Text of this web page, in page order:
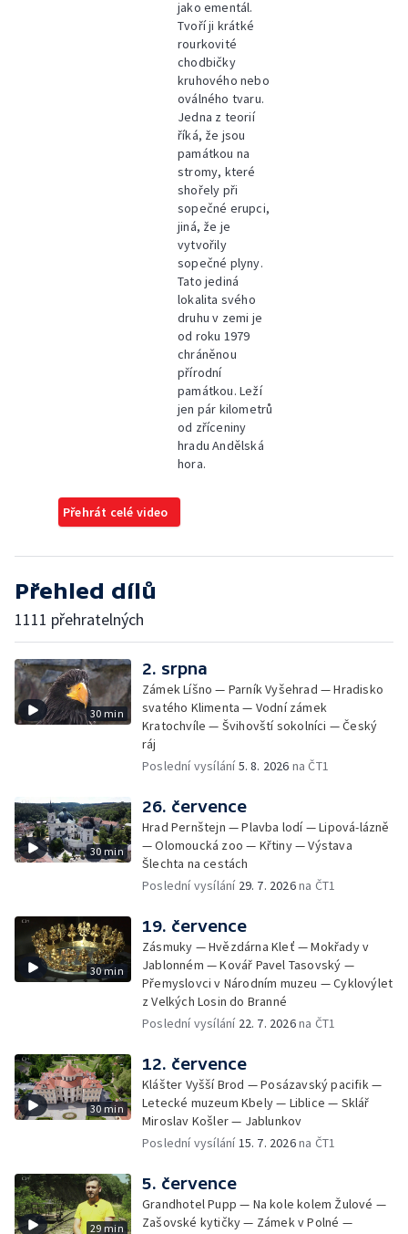
jako ementál.
Tvoří ji krátké
rourkovité
chodbičky
kruhového nebo
oválného tvaru.
Jedna z teorií
říká, že jsou
památkou na
stromy, které
shořely při
sopečné erupci,
jiná, že je
vytvořily
sopečné plyny.
Tato jediná
lokalita svého
druhu v zemi je
od roku 1979
chráněnou
přírodní
památkou. Leží
jen pár kilometrů
od zříceniny
hradu Andělská
hora.
Přehrát celé video
Přehled dílů
1111 přehratelných
30 min
2. srpna
Zámek Líšno — Parník Vyšehrad — Hradisko
svatého Klimenta — Vodní zámek
Kratochvíle — Švihovští sokolníci — Český
ráj
Poslední vysílání5. 8. 2026 na ČT1
30 min
26. července
Hrad Pernštejn — Plavba lodí — Lipová-lázně
— Olomoucká zoo — Křtiny — Výstava
Šlechta na cestách
Poslední vysílání 29. 7. 2026na ČT1
30 min
19. července
Zásmuky — Hvězdárna Kleť — Mokřady v
Jablonném — Kovář Pavel Tasovský —
Přemyslovci v Národním muzeu — Cyklovýlet
z Velkých Losin do Branné
Poslední vysílání 22. 7. 2026na ČT1
30 min
12. července
Klášter Vyšší Brod — Posázavský pacifik —
Letecké muzeum Kbely — Liblice — Sklář
Miroslav Košler — Jablunkov
Poslední vysílání15. 7. 2026na ČT1
29 min
5. července
Grandhotel Pupp — Na kole kolem Žulové —
Zašovské kytičky — Zámek v Polné —